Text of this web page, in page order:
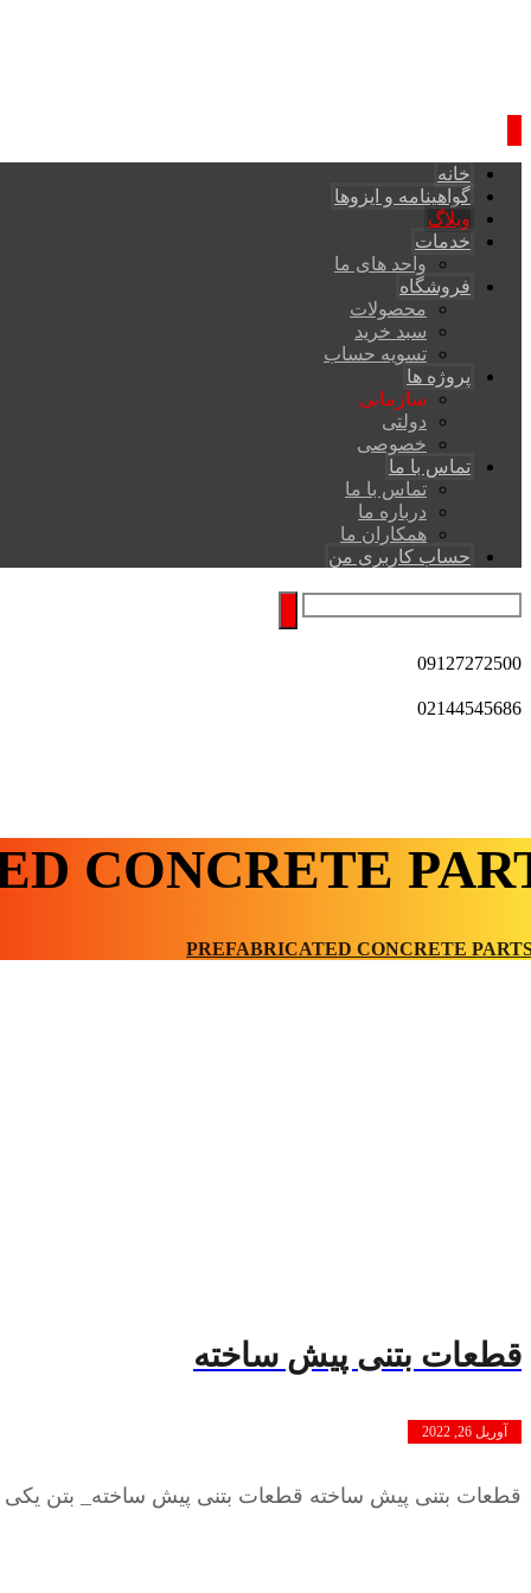
خانه
گواهینامه و ایزوها
وبلاگ
خدمات
واحد های ما
فروشگاه
محصولات
سبد خرید
تسویه حساب
پروژه ها
سازمانی
دولتی
خصوصی
تماس با ما
تماس با ما
درباره ما
همکاران ما
حساب کاربری من
09127272500
02144545686
CONCRETE
PREFABRICATED CONCRETE
قطعات بتنی پیش ساخته
آوریل 26, 2022
قطعات بتنی پیش ساخته قطعات بتنی پیش ساخته_ بتن